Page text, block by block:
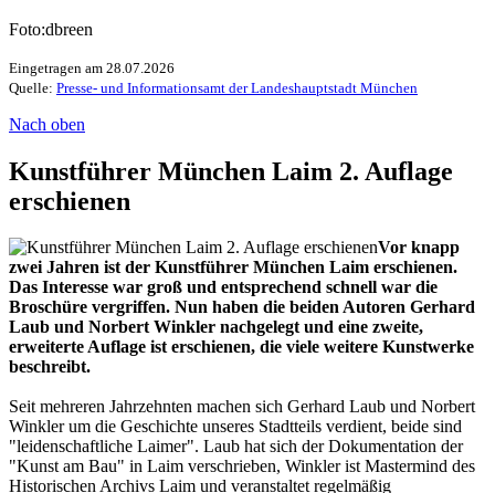
Foto:dbreen
Eingetragen am 28.07.2026
Quelle: Presse- und Informationsamt der Landeshauptstadt München
Nach oben
Kunstführer München Laim 2. Auflage
erschienen
Vor knapp
zwei Jahren ist der Kunstführer München Laim erschienen.
Das Interesse war groß und entsprechend schnell war die
Broschüre vergriffen. Nun haben die beiden Autoren Gerhard
Laub und Norbert Winkler nachgelegt und eine zweite,
erweiterte Auflage ist erschienen, die viele weitere Kunstwerke
beschreibt.
Seit mehreren Jahrzehnten machen sich Gerhard Laub und Norbert
Winkler um die Geschichte unseres Stadtteils verdient, beide sind
"leidenschaftliche Laimer". Laub hat sich der Dokumentation der
"Kunst am Bau" in Laim verschrieben, Winkler ist Mastermind des
Historischen Archivs Laim und veranstaltet regelmäßig